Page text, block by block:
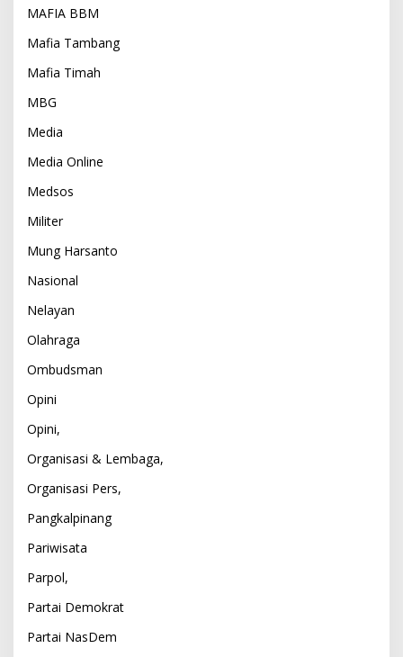
MAFIA BBM
Mafia Tambang
Mafia Timah
MBG
Media
Media Online
Medsos
Militer
Mung Harsanto
Nasional
Nelayan
Olahraga
Ombudsman
Opini
Opini,
Organisasi & Lembaga,
Organisasi Pers,
Pangkalpinang
Pariwisata
Parpol,
Partai Demokrat
Partai NasDem